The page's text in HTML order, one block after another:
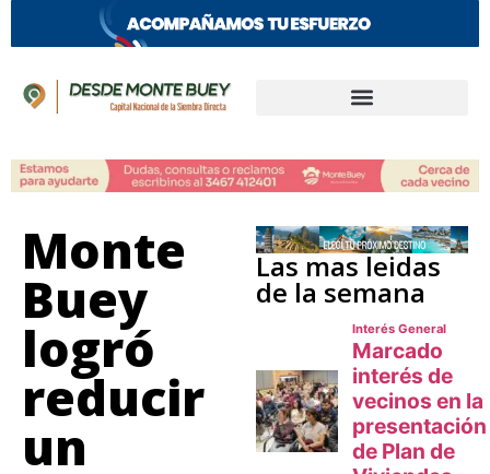
Monte
Buey
logró
reducir
un
Las mas leidas
de la semana